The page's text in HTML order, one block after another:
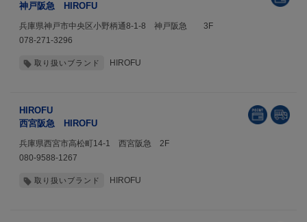
神戸阪急 HIROFU
兵庫県神戸市中央区小野柄通8-1-8 神戸阪急 3F
078-271-3296
取り扱いブランド HIROFU
HIROFU
西宮阪急 HIROFU
兵庫県西宮市高松町14-1 西宮阪急 2F
080-9588-1267
取り扱いブランド HIROFU